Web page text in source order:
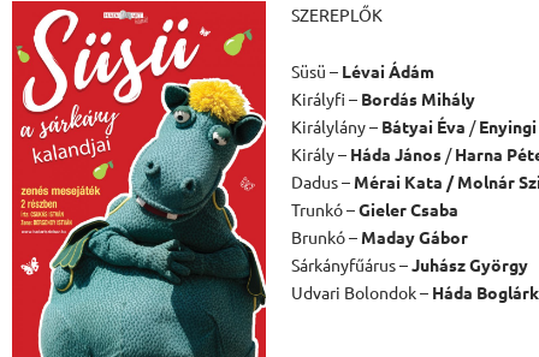
SZEREPLŐK
Süsü – Lévai Ádám
Királyfi – Bordás Mihály
Királylány – Bátyai Éva /
Király – Háda János /Harna
Dadus – Mérai Kata / Molnár
Trunkó –Gieler Csaba
Brunkó – Maday Gábor
Sárkányfűárus –Juhász György
Udvari Bolondok – Háda